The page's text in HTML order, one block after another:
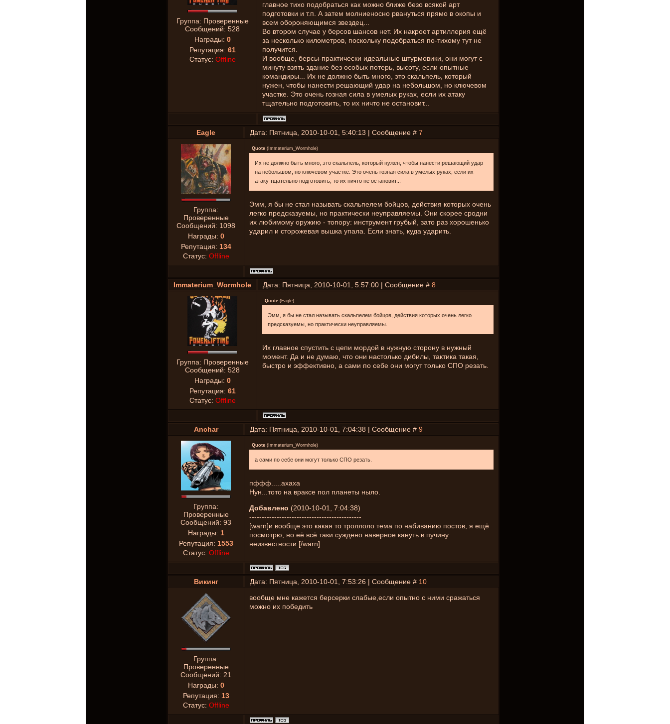
Группа: Проверенные
Сообщений: 528
Награды: 0
Репутация: 61
Статус: Offline
главное тихо подобраться как можно ближе безо всякой арт
подготовки и т.п. А затем молниеносно рвануться прямо в окопы и
всем обороняющимся звездец...
Во втором случае у берсов шансов нет. Их накроет артиллерия ещё
за несколько километров, поскольку подобраться по-тихому тут не
получится.
И вообще, берсы-практически идеальные штурмовики, они могут с
минуту взять здание без особых потерь, высоту, если опытные
командиры... Их не должно быть много, это скальпель, который
нужен, чтобы нанести решающий удар на небольшом, но ключевом
участке. Это очень гозная сила в умелых руках, если их атаку
тщательно подготовить, то их ничто не остановит...
Eagle Дата: Пятница, 2010-10-01, 5:40:13 | Сообщение # 7
Группа:
Проверенные
Сообщений: 1098
Награды: 0
Репутация: 134
Статус: Offline
Quote ( Immaterium_Wormhole)
Их не должно быть много, это скальпель, который нужен, чтобы нанести решающий удар
на небольшом, но ключевом участке. Это очень гозная сила в умелых руках, если их
атаку тщательно подготовить, то их ничто не остановит...
Эмм, я бы не стал называть скальпелем бойцов, действия которых очень
легко предсказуемы, но практически неуправляемы. Они скорее сродни
их любимому оружию - топору: инструмент грубый, зато раз хорошенько
ударил и сторожевая вышка упала. Если знать, куда ударить.
Immaterium_Wormhole Дата: Пятница, 2010-10-01, 5:57:00 | Сообщение # 8
Группа: Проверенные
Сообщений: 528
Награды: 0
Репутация: 61
Статус: Offline
Quote (Eagle)
Эмм, я бы не стал называть скальпелем бойцов, действия которых очень легко
предсказуемы, но практически неуправляемы.
Их главное спустить с цепи мордой в нужную сторону в нужный
момент. Да и не думаю, что они настолько дибилы, тактика такая,
быстро и эффективно, а сами по себе они могут только СПО резать.
Anchar Дата: Пятница, 2010-10-01, 7:04:38 | Сообщение # 9
Группа:
Проверенные
Сообщений: 93
Награды: 1
Репутация: 1553
Статус: Offline
Quote ( Immaterium_Wormhole)
а сами по себе они могут только СПО резать.
пффф.....ахаха
Нун...тото на враксе пол планеты ныло.
Добавлено (2010-10-01, 7:04:38)
---------------------------------------------
[warn]и вообще это какая то троллоло тема по набиванию постов, я ещё
посмотрю, но её всё таки суждено наверное кануть в пучину
неизвестности.[/warn]
Викинг Дата: Пятница, 2010-10-01, 7:53:26 | Сообщение # 10
Группа:
Проверенные
Сообщений: 21
Награды: 0
Репутация: 13
Статус: Offline
вообще мне кажется берсерки слабые,если опытно с ними сражаться
можно их победить